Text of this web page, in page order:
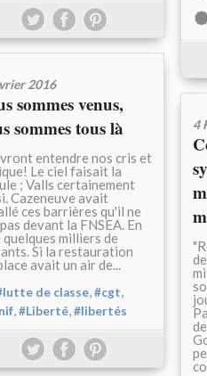
2016
sommes venus,
sommes tous là
entendre nos cris et
Le ciel faisait la
; Valls certainement
Cazeneuve avait
ces barrières qu'il ne
devant la FNSEA. En
quelques milliers de
Si la restauration
avait un air de...
de classe,#cgt,
,#Liberté,#libertés
4